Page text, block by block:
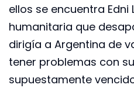
ellos se encuentra
humanitaria que
dirigía a Argentina de
tener problemas con
supuestamente